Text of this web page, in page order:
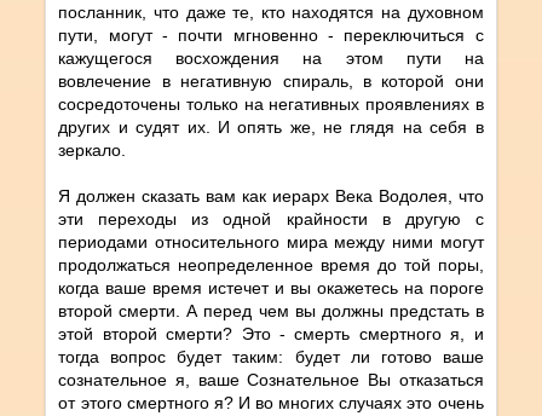
посланник, что даже те, кто находятся на духовном
пути, могут - почти мгновенно - переключиться с
кажущегося восхождения на этом пути на
вовлечение в негативную спираль, в которой они
сосредоточены только на негативных проявлениях в
других и судят их. И опять же, не глядя на себя в
зеркало.
Я должен сказать вам как иерарх Века Водолея, что
эти переходы из одной крайности в другую с
периодами относительного мира между ними могут
продолжаться неопределенное время до той поры,
когда ваше время истечет и вы окажетесь на пороге
второй смерти. А перед чем вы должны предстать в
этой второй смерти? Это - смерть смертного я, и
тогда вопрос будет таким: будет ли готово ваше
сознательное я, ваше Сознательное Вы отказаться
от этого смертного я? И во многих случаях это очень